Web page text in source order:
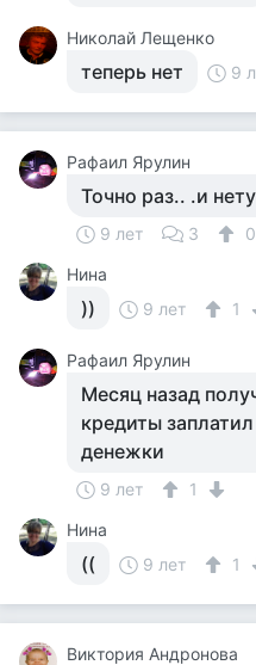
Николай Лещенко
теперь нет 9
Рафаил Ярулин
Точно раз.. .и нету
9 лет 3
0
Нина
)) 9 лет 1
Рафаил Ярулин
Месяц назад
кредиты
денежки
9 лет
1
Нина
(( 9 лет 1
Виктория Андронова